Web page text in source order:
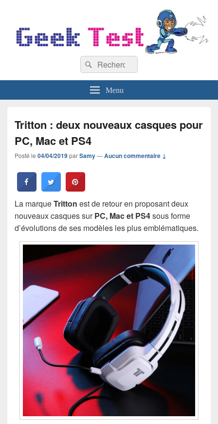
Recherche :
Rechercher
Menu
Tritton : deux nouveaux casques pour
PC, Mac et PS4
Posté le 04/04/2019parSamy—Aucun commentaire ↓
La marqueTritton est de retour en proposant deux
nouveaux casques surPC, Mac et PS4sous forme
d’évolutions de ses modèles les plus emblématiques.